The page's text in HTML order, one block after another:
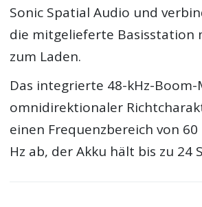
Sonic Spatial Audio und
die mitgelieferte Basisstation
zum Laden.
Das integrierte 48-kHz-
omnidirektionaler
einen Frequenzbereich von 60
Hz ab, der Akku hält bis zu 24